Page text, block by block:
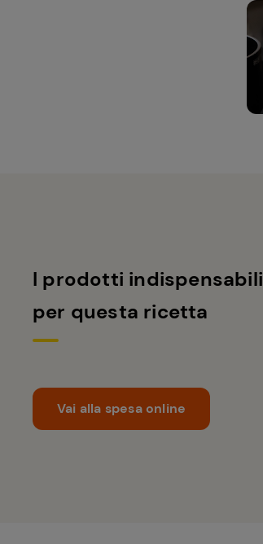
I prodotti indispensabili
per questa ricetta
Vai alla spesa online